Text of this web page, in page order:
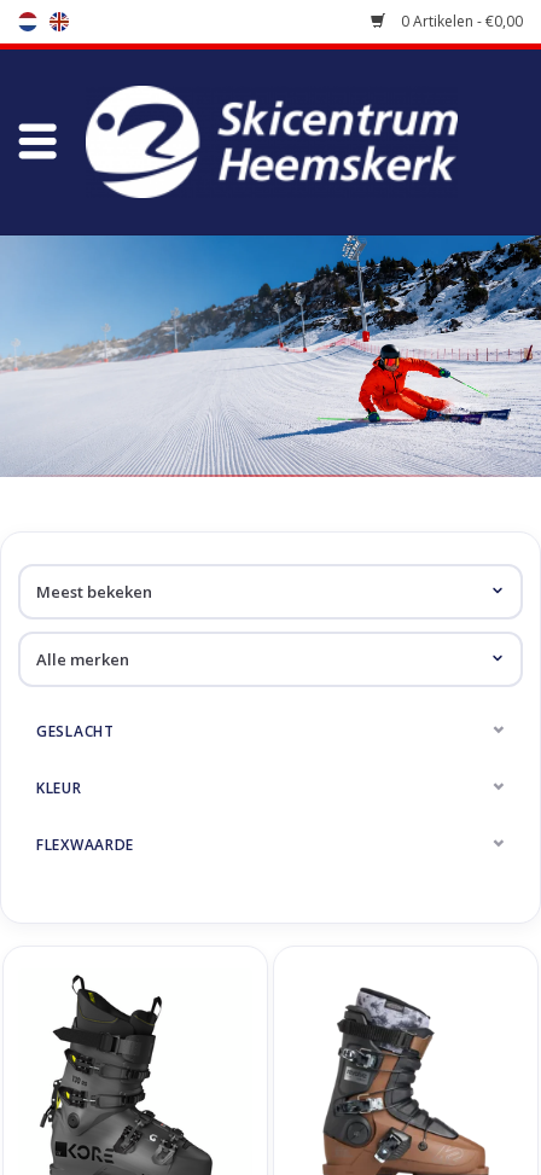
0 Artikelen - €0,00
Winkel
Onderhoud
Koopgidsen
Freeride / Touring
GESLACHT
KLEUR
FLEXWAARDE